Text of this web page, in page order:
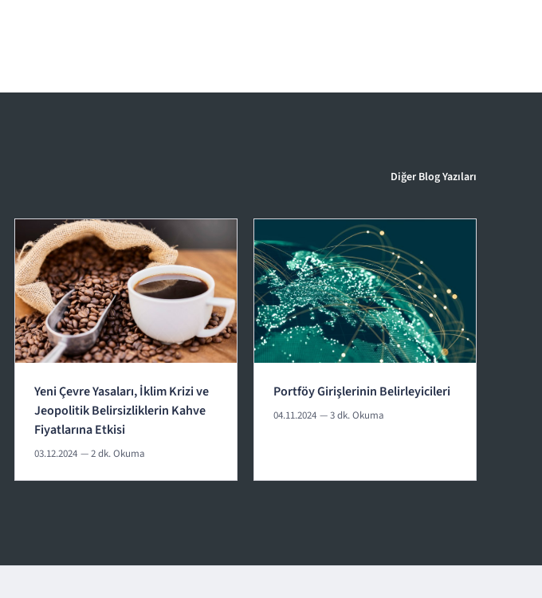
Yeni Çevre Yasaları, İklim Krizi ve
Jeopolitik Belirsizliklerin Kahve
Fiyatlarına Etkisi
03.12.2024 — 2 dk. Okuma
Portföy Girişlerinin Belirleyicileri
04.11.2024 — 3 dk. Okuma
Diğer Blog Yazıları